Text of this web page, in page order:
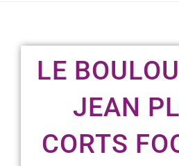
LE
JEAN
CORTS